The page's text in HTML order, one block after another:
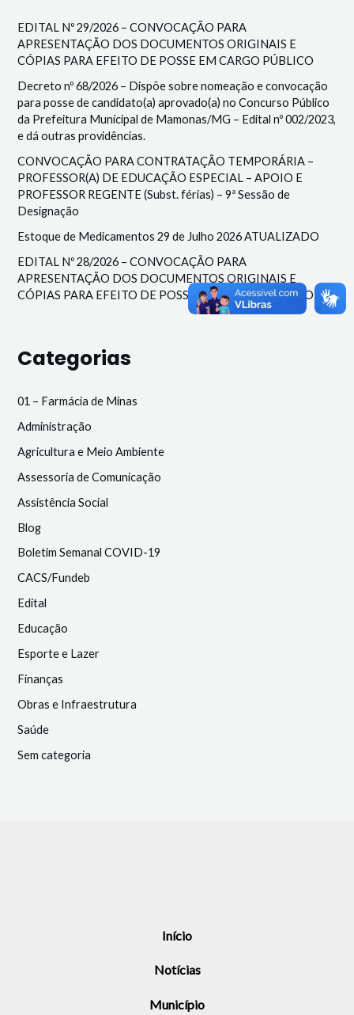
EDITAL Nº 29/2026 – CONVOCAÇÃO PARA
APRESENTAÇÃO DOS DOCUMENTOS ORIGINAIS E
CÓPIAS PARA EFEITO DE POSSE EM CARGO PÚBLICO
Decreto nº 68/2026 – Dispõe sobre nomeação e convocação
para posse de candidato(a) aprovado(a) no Concurso Público
da Prefeitura Municipal de Mamonas/MG – Edital nº 002/2023,
e dá outras providências.
CONVOCAÇÃO PARA CONTRATAÇÃO TEMPORÁRIA –
PROFESSOR(A) DE EDUCAÇÃO ESPECIAL – APOIO E
PROFESSOR REGENTE (Subst. férias) – 9ª Sessão de
Designação
Estoque de Medicamentos 29 de Julho 2026 ATUALIZADO
EDITAL Nº 28/2026 – CONVOCAÇÃO PARA
APRESENTAÇÃO DOS DOCUMENTOS ORIGINAIS E
CÓPIAS PARA EFEITO DE POSSE EM CARGO PÚBLICO
Categorias
01 – Farmácia de Minas
Administração
Agricultura e Meio Ambiente
Assessoria de Comunicação
Assistência Social
Blog
Boletim Semanal COVID-19
CACS/Fundeb
Edital
Educação
Esporte e Lazer
Finanças
Obras e Infraestrutura
Saúde
Sem categoria
Início
Notícias
Município